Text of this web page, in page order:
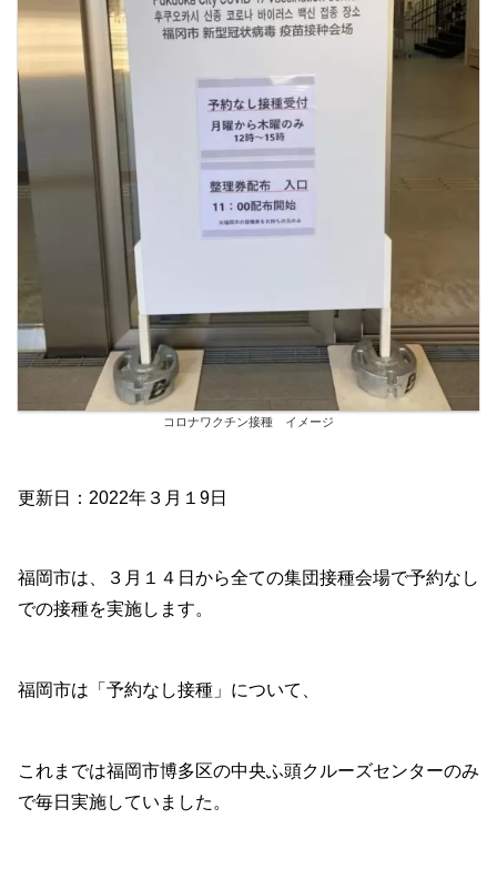
コロナワクチン接種 イメージ
更新日：2022年３月１9日
福岡市は、３月１４日から全ての集団接種会場で予約なし
での接種を実施します。
福岡市は「予約なし接種」について、
これまでは福岡市博多区の中央ふ頭クルーズセンターのみ
で毎日実施していました。